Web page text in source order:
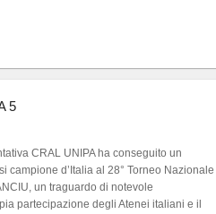
5
CRAL UNIPA ha conseguito un
campione d’Italia al 28° Torneo Nazionale
un traguardo di notevole
partecipazione degli Atenei italiani e il